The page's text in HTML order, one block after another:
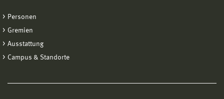
Personen
Gremien
Ausstattung
Campus & Standorte